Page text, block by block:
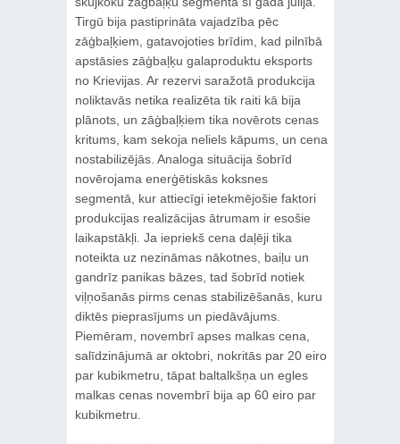
Tirgū bija pastiprināta vajadzība pēc
zāģbaļķiem, gatavojoties brīdim, kad pilnībā
apstāsies zāģbaļķu galaproduktu eksports
no Krievijas. Ar rezervi saražotā produkcija
noliktavās netika realizēta tik raiti kā bija
plānots, un zāģbaļķiem tika novērots cenas
kritums, kam sekoja neliels kāpums, un cena
nostabilizējās. Analoga situācija šobrīd
novērojama enerģētiskās koksnes
segmentā, kur attiecīgi ietekmējošie faktori
produkcijas realizācijas ātrumam ir esošie
laikapstākļi. Ja iepriekš cena daļēji tika
noteikta uz nezināmas nākotnes, baiļu un
gandrīz panikas bāzes, tad šobrīd notiek
viļņošanās pirms cenas stabilizēšanās, kuru
diktēs pieprasījums un piedāvājums.
Piemēram, novembrī apses malkas cena,
salīdzinājumā ar oktobri, nokritās par 20 eiro
par kubikmetru, tāpat baltalkšņa un egles
malkas cenas novembrī bija ap 60 eiro par
kubikmetru.